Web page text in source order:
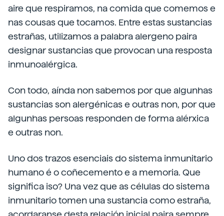
aire que respiramos, na comida que comemos e
nas cousas que tocamos. Entre estas sustancias
estrañas, utilizamos a palabra alergeno paira
designar sustancias que provocan una resposta
inmunoalérgica.
Con todo, aínda non sabemos por que algunhas
sustancias son alergénicas e outras non, por que
algunhas persoas responden de forma alérxica
e outras non.
Uno dos trazos esenciais do sistema inmunitario
humano é o coñecemento e a memoria. Que
significa iso? Una vez que as células do sistema
inmunitario tomen una sustancia como estraña,